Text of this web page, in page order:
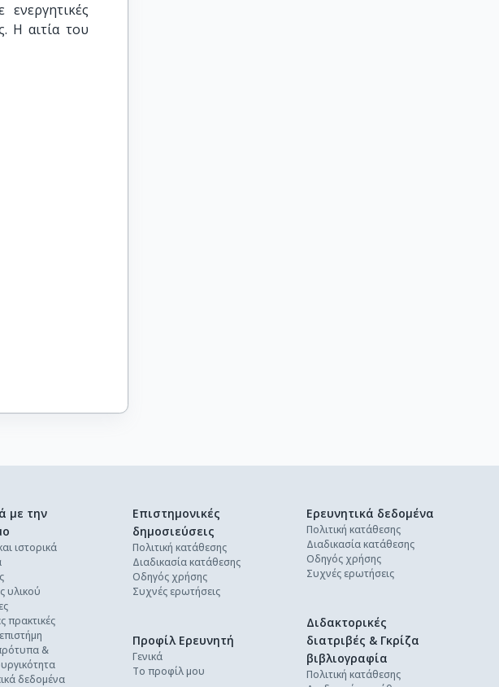
Η αιτία του
με την
ιστορικά
υλικού
πρακτικές
&
δεδομένα
Επιστημονικές
δημοσιεύσεις
Πολιτική κατάθεσης
Διαδικασία κατάθεσης
Οδηγός χρήσης
Συχνές ερωτήσεις
Ερευνητικά δεδομένα
Πολιτική κατάθεσης
Διαδικασία κατάθεσης
Οδηγός χρήσης
Συχνές ερωτήσεις
Διδακτορικές
διατριβές & Γκρίζα
βιβλιογραφία
Πολιτική κατάθεσης
Προφίλ Ερευνητή
Γενικά
Το προφίλ μου